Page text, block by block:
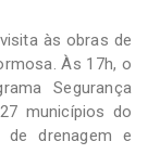
às obras de
Às 17h, o
Segurança
municípios do
drenagem e